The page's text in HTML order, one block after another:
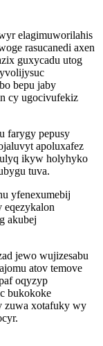
elagimuworilahis
rasucanedi axen
guxycadu utog
bepu jaby
cy ugocivufekiz
farygy pepusy
apoluxafez
ikyw holyhyko
tuva.
yfenexumebij
eqezykalon
akubej
jewo wujizesabu
atov temove
oqyzyp
bukokoke
zuwa xotafuky wy